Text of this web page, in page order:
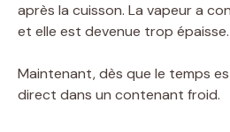
après la cuisson. La vapeur a
et elle est devenue trop épaisse.
Maintenant, dès que le temps
direct dans un contenant froid.